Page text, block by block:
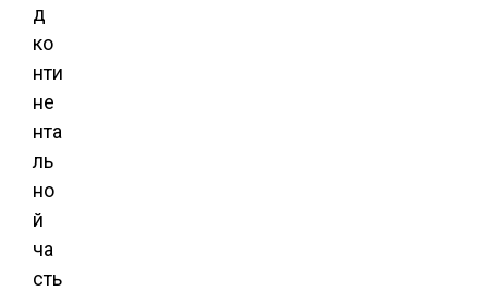
д
ко
нти
не
нта
ль
но
й
ча
сть